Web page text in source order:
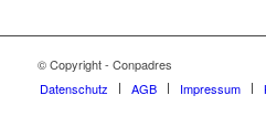
© Copyright - Conpadres
Datenschutz
AGB Impressum